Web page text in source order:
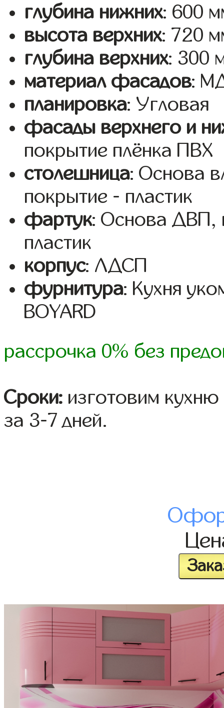
глубина нижних: 600
высота верхних: 720
глубина верхних: 300
материал фасадов:
планировка: Угловая
фасады верхнего и
покрытие плёнка ПВХ
столешница: Основа
покрытие - пластик
фартук: Основа ДВП,
пластик
корпус: ЛДСП
фурнитура: Кухня
BOYARD
рассрочка 0% без
Сроки: изготовим
за 3-7 дней.